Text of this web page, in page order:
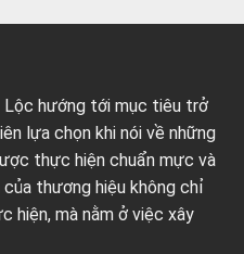
Lộc hướng tới mục tiêu trở
lựa chọn khi nói về những
thực hiện chuẩn mực và
thương hiệu không chỉ
hiện, mà nằm ở việc xây